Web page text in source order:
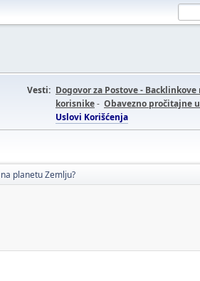
Vesti: Dogovor za Postove - Backlinkove
korisnike- Obavezno pročitajne
Uslovi Korišćenja
planetu Zemlju?